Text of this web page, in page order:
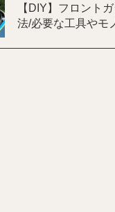
【DIY】フロント
法/必要な工具やモ